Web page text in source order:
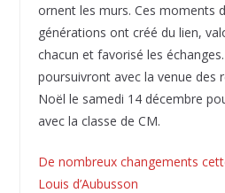
ornent les murs. Ces moments
générations ont créé du lien,
chacun et favorisé les
poursuivront avec la venue des
Noël le samedi 14 décembre
avec la classe de CM.
De nombreux changements
Louis d’Aubusson